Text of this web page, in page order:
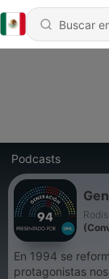
Podcasts
En 1994 se
protagonistas